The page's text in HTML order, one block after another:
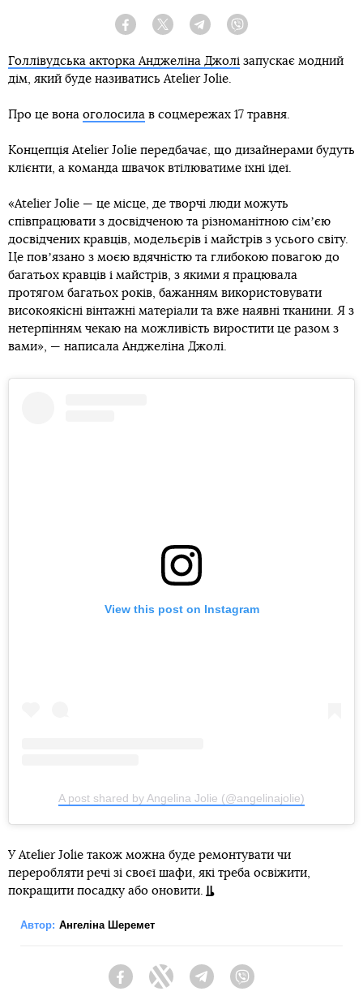
Facebook Twitter Telegram
Голлівудська акторка Анджеліна Джолі запускає модний
дім, який буде називатись Atelier Jolie.
Про це вона оголосила в соцмережах 17 травня.
Концепція Atelier Jolie передбачає, що дизайнерами будуть
клієнти, а команда швачок втілюватиме їхні ідеї.
«Atelier Jolie — це місце, де творчі люди можуть
співпрацювати з досвідченою та різноманітною сімʼєю
досвідчених кравців, модельєрів і майстрів з усього світу.
Це повʼязано з моєю вдячністю та глибокою повагою до
багатьох кравців і майстрів, з якими я працювала
протягом багатьох років, бажанням використовувати
високоякісні вінтажні матеріали та вже наявні тканини. Я з
нетерпінням чекаю на можливість виростити це разом з
вами», — написала Анджеліна Джолі.
View this post on Instagram
A post shared by Angelina Jolie (@angelinajolie)
У Atelier Jolie також можна буде ремонтувати чи
переробляти речі зі своєї шафи, які треба освіжити,
покращити посадку або оновити.
Автор: Ангеліна Шеремет
FacebookTwitter Telegram